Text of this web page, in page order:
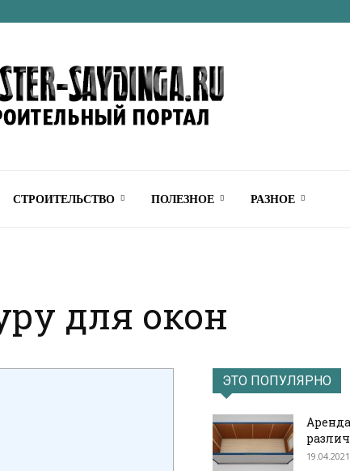
Строительный
СТРОИТЕЛЬСТВО ПОЛЕЗНОЕ РАЗНОЕ
для окон
ЭТО ПОПУЛЯРНО
19.04.2021